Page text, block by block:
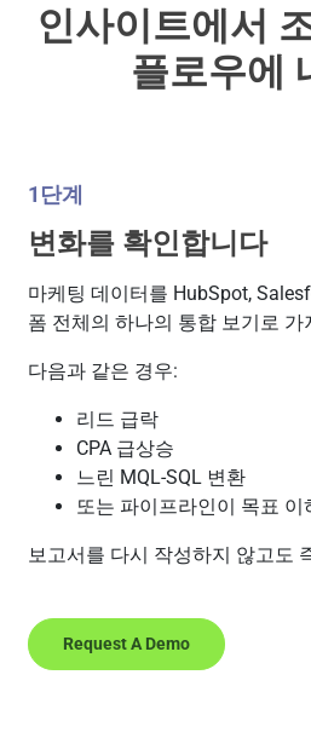
인사이트에서
플로우에
1단계
변화를 확인합니다
마케팅 데이터를 HubSpot,
폼 전체의 하나의 통합 보기로 가
다음과 같은 경우:
리드 급락
CPA 급상승
느린 MQL-SQL 변환
또는 파이프라인이 목표 이
보고서를 다시 작성하지 않고도
Request A Demo